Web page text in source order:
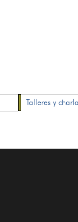
Talleres y